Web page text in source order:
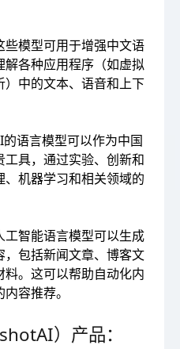
些模型可用于增强中文语
各种应用程序（如虚拟
中的文本、语音和上下
语言模型可以作为中国
具，通过实验、创新和
机器学习和相关领域的
智能语言模型可以生成
包括新闻文章、博客文
。这可以帮助自动化内
容推荐。
）产品：